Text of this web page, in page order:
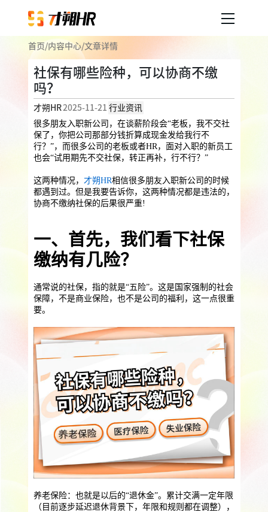
企业人事外包
用工外包
业务外包 岗位外包 灵活用工
员工福利
法务咨询
企业助残残保业务
个人社保保障业务
社保公积金缴纳 上海落户规划 海积分办理
数组营销创新业务
营销立减金 扫码营销红包 城市优惠券
服务案例
内容中心
关于才朔
公司介绍
联系我们
加入我们
服务优势
首页/内容中心/文章详情
社保有哪些险种，可以协商不缴
吗？
才朔HR2025-11-21 行业资讯
很多朋友入职新公司，在谈薪阶段会“老板，我不交社
保了，你把公司那部分钱折算成现金发给我行不
行？”，而很多公司的老板或者HR，面对入职的新员工
也会“试用期先不交社保，转正再补，行不行？”
这两种情况， 才朔HR相信很多朋友入职新公司的时候
都遇到过。但是我要告诉你，这两种情况都是违法的，
协商不缴纳社保的后果很严重!
一、首先，我们看下社保
缴纳有几险？
通常说的社保，指的就是“五险”。这是国家强制的社会
保障，不是商业保险，也不是公司的福利，这一点很重
要。
养老保险：也就是以后的“退休金”。累计交满一定年限
（目前逐步延迟退休背景下，年限和规则都在调整），